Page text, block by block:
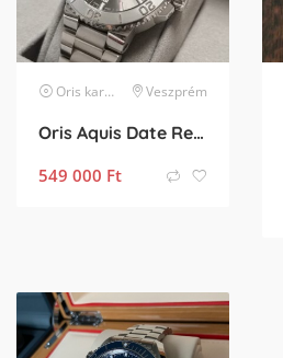
Oris karóra Veszprém
Oris Aquis Date Relief gyönyörű, újszerű 2025-ig garanciális
549 000 Ft